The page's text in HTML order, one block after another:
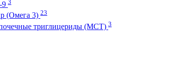
9 3
(Омега 3) 23
триглицериды (MCT) 3